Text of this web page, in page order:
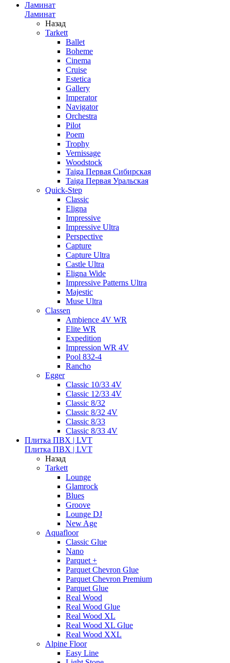
Ламинат
Ламинат
Назад
Tarkett
Ballet
Boheme
Cinema
Cruise
Estetica
Gallery
Imperator
Navigator
Orchestra
Pilot
Poem
Trophy
Vernissage
Woodstock
Taiga Первая Сибирская
Taiga Первая Уральская
Quick-Step
Classic
Eligna
Impressive
Impressive Ultra
Perspective
Capture
Capture Ultra
Castle Ultra
Eligna Wide
Impressive Patterns Ultra
Majestic
Muse Ultra
Classen
Ambience 4V WR
Elite WR
Expedition
Impression WR 4V
Pool 832-4
Rancho
Egger
Classic 10/33 4V
Classic 12/33 4V
Classic 8/32
Classic 8/32 4V
Classic 8/33
Classic 8/33 4V
Плитка ПВХ | LVT
Плитка ПВХ | LVT
Назад
Tarkett
Lounge
Glamrock
Blues
Groove
Lounge DJ
New Age
Aquafloor
Classic Glue
Nano
Parquet +
Parquet Chevron Glue
Parquet Chevron Premium
Parquet Glue
Real Wood
Real Wood Glue
Real Wood XL
Real Wood XL Glue
Real Wood XXL
Alpine Floor
Easy Line